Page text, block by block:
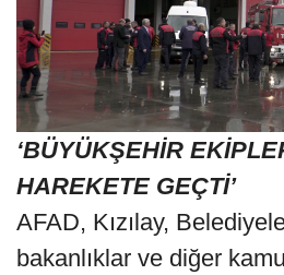
‘BÜYÜKŞEHİR
HAREKETE GEÇTİ’
AFAD, Kızılay,
bakanlıklar ve diğer